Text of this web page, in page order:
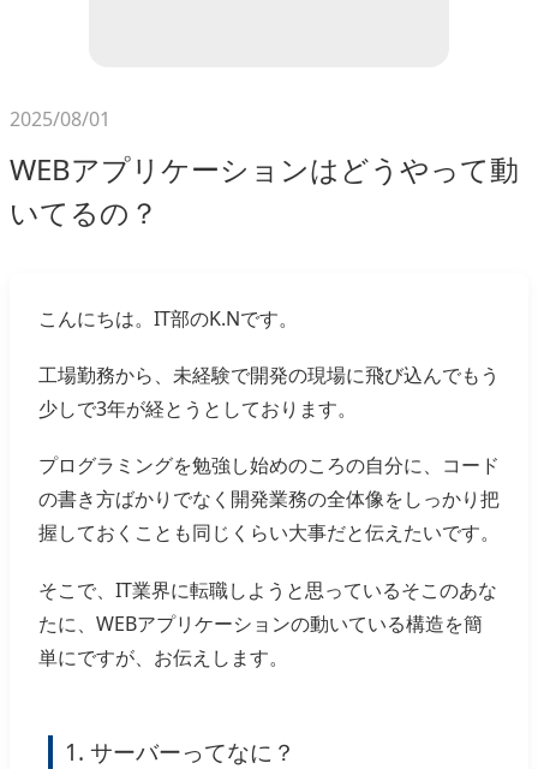
2025/08/01
WEBアプリケーションはどうやって動
いてるの？
こんにちは。IT部のK.Nです。
工場勤務から、未経験で開発の現場に飛び込んでもう
少しで3年が経とうとしております。
プログラミングを勉強し始めのころの自分に、コード
の書き方ばかりでなく開発業務の全体像をしっかり把
握しておくことも同じくらい大事だと伝えたいです。
そこで、IT業界に転職しようと思っているそこのあな
たに、WEBアプリケーションの動いている構造を簡
単にですが、お伝えします。
1. サーバーってなに？